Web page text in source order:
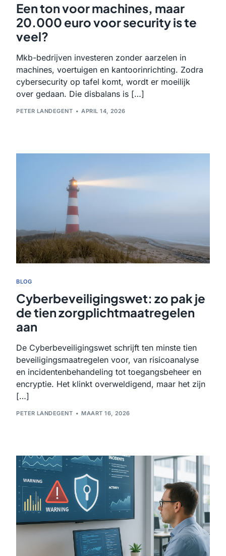
Een ton voor machines, maar
20.000 euro voor security is te
veel?
Mkb-bedrijven investeren zonder aarzelen in
machines, voertuigen en kantoorinrichting. Zodra
cybersecurity op tafel komt, wordt er moeilijk
over gedaan. Die disbalans is […]
PETER LANDEGENT APRIL 14, 2026
BLOG
Cyberbeveiligingswet: zo pak je
de tien zorgplichtmaatregelen
aan
De Cyberbeveiligingswet schrijft ten minste tien
beveiligingsmaatregelen voor, van risicoanalyse
en incidentenbehandeling tot toegangsbeheer en
encryptie. Het klinkt overweldigend, maar het zijn
[…]
PETER LANDEGENT MAART 16, 2026